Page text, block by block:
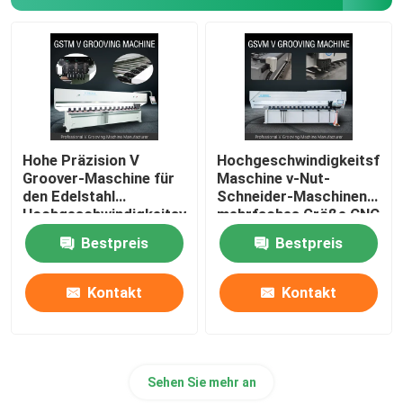
V-Nutmaschine
V-Nut-Maschine für Metall
Hohe Präzision V
Groover-Maschine für
den Edelstahl
Hochgeschwindigkeitsv
Maschine fugend
Bestpreis
Kontakt
Maschine v-Nut-
Schneider-Maschinen-
mehrfaches Größe CNC
V
Bestpreis
Kontakt
Sehen Sie mehr an